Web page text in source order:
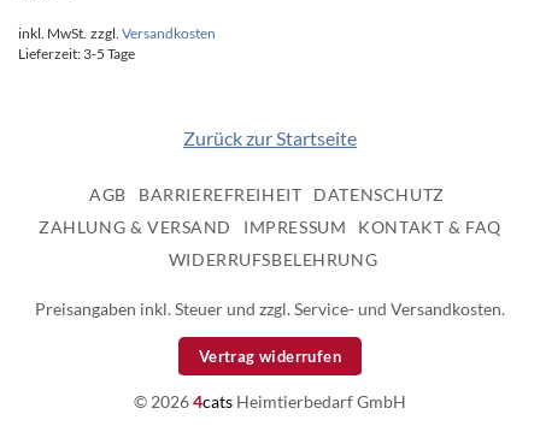
inkl. MwSt. zzgl. Versandkosten
Lieferzeit: 3-5 Tage
Zurück zur Startseite
AGB BARRIEREFREIHEIT
DATENSCHUTZ
ZAHLUNG & VERSAND
IMPRESSUM
KONTAKT & FAQ
WIDERRUFSBELEHRUNG
Preisangaben inkl. Steuer und zzgl. Service- und Versandkosten.
Vertrag widerrufen
© 20264cats Heimtierbedarf GmbH